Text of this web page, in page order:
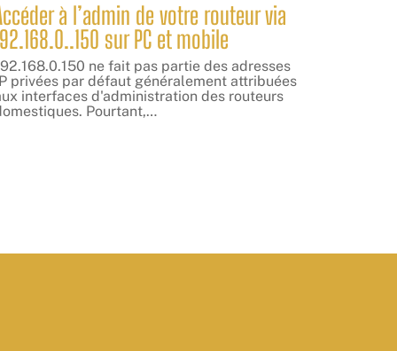
à l’admin de votre routeur via
sur PC et mobile
ne fait pas partie des adresses
privées par défaut généralement attribuées
interfaces d'administration des routeurs
Pourtant,…